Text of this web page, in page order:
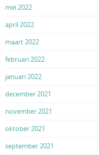
mei 2022
april 2022
maart 2022
februari 2022
januari 2022
december 2021
november 2021
oktober 2021
september 2021